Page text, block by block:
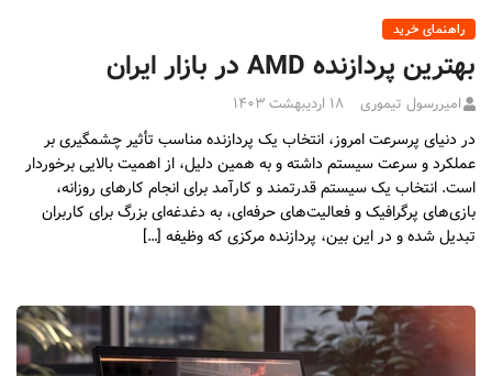
راهنمای خرید
بهترین پردازنده AMD در بازار ایران
امیررسول تیموری ۱۸ اردیبهشت ۱۴۰۳
در دنیای پرسرعت امروز، انتخاب یک پردازنده مناسب تأثیر چشمگیری بر
عملکرد و سرعت سیستم داشته و به همین دلیل، از اهمیت بالایی برخوردار
است. انتخاب یک سیستم قدرتمند و کارآمد برای انجام کارهای روزانه،
بازی‌های پرگرافیک و فعالیت‌های حرفه‌ای، به دغدغه‌ای بزرگ برای کاربران
تبدیل شده و در این بین، پردازنده مرکزی که وظیفه […]